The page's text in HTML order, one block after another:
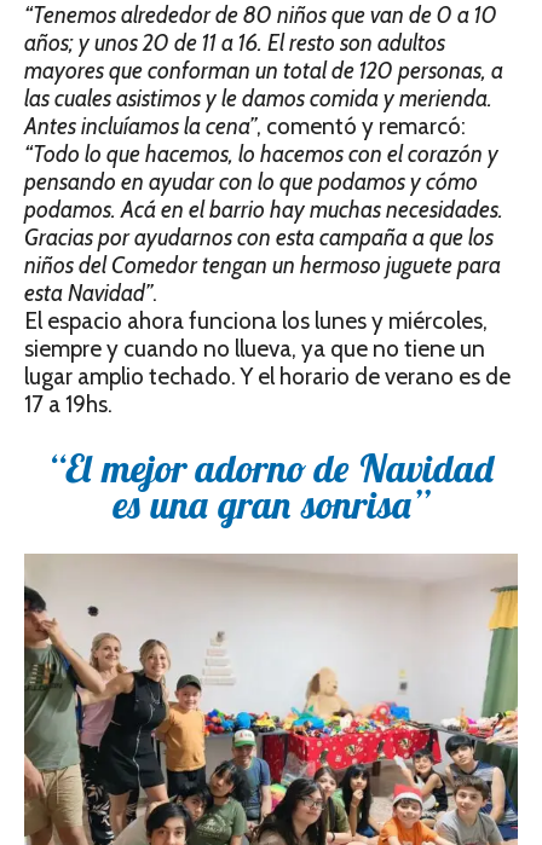
“Tenemos alrededor de 80 niños que van de 0 a 10
años; y unos 20 de 11 a 16. El resto son adultos
mayores que conforman un total de 120 personas, a
las cuales asistimos y le damos comida y merienda.
Antes incluíamos la cena”, comentó y remarcó:
“Todo lo que hacemos, lo hacemos con el corazón y
pensando en ayudar con lo que podamos y cómo
podamos. Acá en el barrio hay muchas necesidades.
Gracias por ayudarnos con esta campaña a que los
niños del Comedor tengan un hermoso juguete para
esta Navidad”.
El espacio ahora funciona los lunes y miércoles,
siempre y cuando no llueva, ya que no tiene un
lugar amplio techado. Y el horario de verano es de
17 a 19hs.
“El mejor adorno de Navidad
es una gran sonrisa”